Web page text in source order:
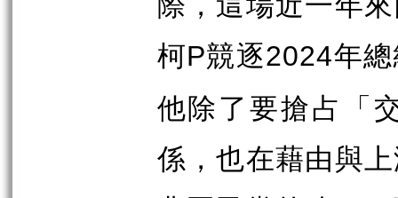
柯P競逐2024年
他除了要搶占「
係，也在藉由與